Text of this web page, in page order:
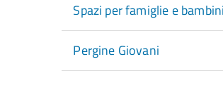
Spazi per famiglie e bambini
Pergine Giovani